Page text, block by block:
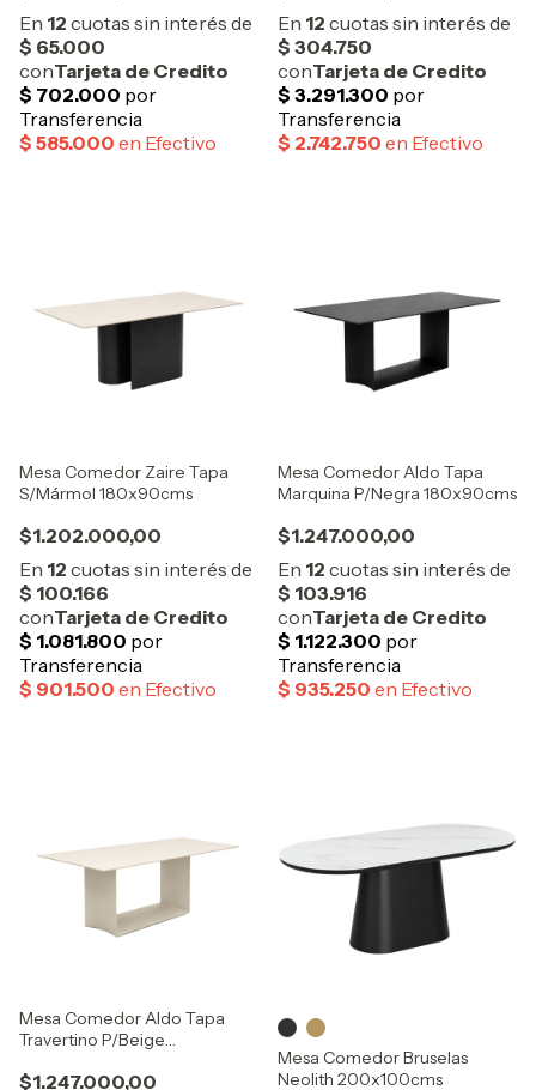
Mesa Comedor Zaire Tapa
S/Mármol 180x90cms
$1.202.000,00
Mesa Comedor Aldo Tapa
Marquina P/Negra 180x90cms
$1.247.000,00
Mesa Comedor Aldo Tapa
Travertino P/Beige
$1.247.000,00
Mesa Comedor Bruselas
Neolith 200x100cms